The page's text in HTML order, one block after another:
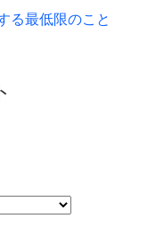
る最低限のこと